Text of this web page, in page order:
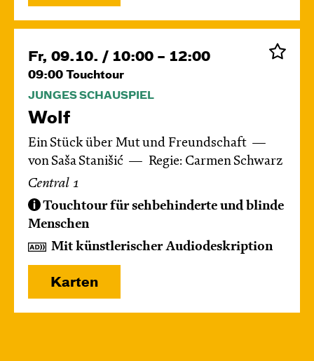
Fr, 09.10. / 10:00 – 12:00
09:00 Touchtour
JUNGES SCHAUSPIEL
Wolf
Ein Stück über Mut und Freundschaft
von Saša Stanišić
Regie: Carmen Schwarz
Central 1
Touchtour für sehbehinderte und blinde
Menschen
Mit künstlerischer Audiodeskription
Karten